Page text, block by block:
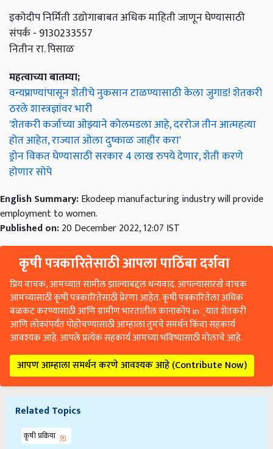
इकोदीप निर्मिती उद्योगाबाबत अधिक माहिती जाणून घेण्यासाठी
संपर्क - 9130233557
नितीन रा. पिसाळ
महत्वाच्या बातम्या;
वन्यप्राण्यांपासून शेतीचे नुकसान टाळण्यासाठी केला जुगाड! शेतकरी
ठरले शास्त्रज्ञांवर भारी
'शेतकरी कर्जाच्या ओझ्याने कोलमडला आहे, दररोज तीन आत्महत्या
होत आहेत, राज्यात ओला दुष्काळ जाहीर करा'
ड्रोन विकत घेण्यासाठी सरकार 4 लाख रुपये देणार, शेती करणे
होणार सोपे
English Summary:Ekodeep manufacturing industry will provide
employment to women.
Published on:20 December 2022, 12:07 IST
कृषी पत्रकारितेसाठी आपला पाठिंबा दर्शवा
प्रिय वाचक, आमच्यात सामील झाल्याबद्दल धन्यवाद. आपल्यासारखे वाचक
आमच्यासाठी कृषी पत्रकारितेसाठी प्रेरणा आहेत. कृषी पत्रकारितेला अधिक
बळकट करण्यासाठी आणि ग्रामीण भारतातील कानाकोप in्यात शेतकरी
आणि लोकांपर्यंत पोहोचण्यासाठी आम्हाला तुमचे समर्थन किंवा सहकार्य
आवश्यक आहे. आपले प्रत्येक सहकार्य आमच्या भविष्यासाठी मोलाचे आहे.
आपण आम्हाला समर्थन करणे आवश्यक आहे (Contribute Now)
Related Topics
कृषी प्रक्रिया